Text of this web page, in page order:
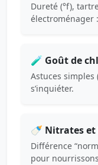
Dureté (°f),
électroménager
🧪 Goût de
Astuces
s’inquiéter.
🍼 Nitrates et
Différence
pour